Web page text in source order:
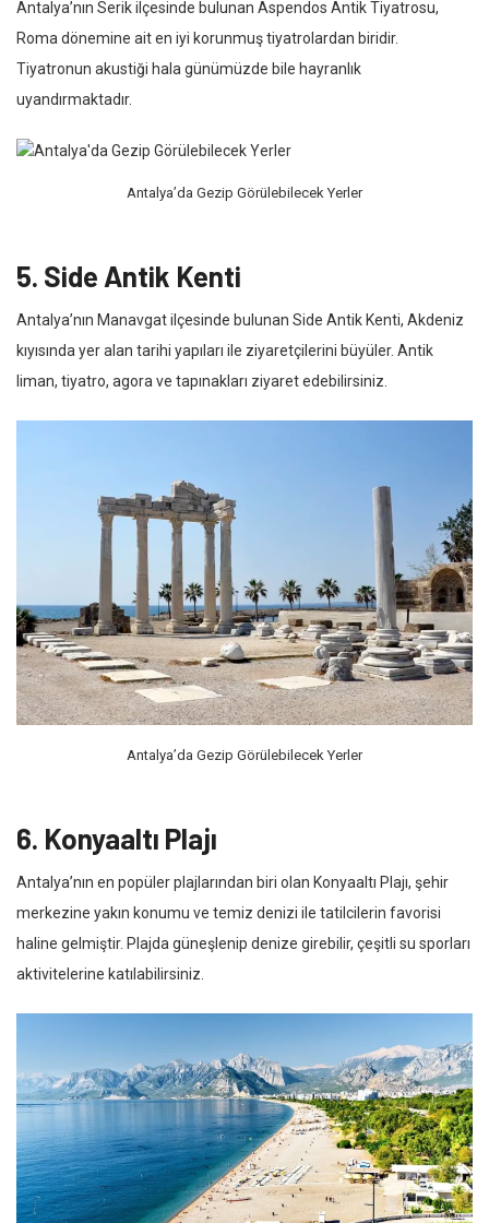
Antalya’nın Serik ilçesinde bulunan Aspendos Antik Tiyatrosu,
Roma dönemine ait en iyi korunmuş tiyatrolardan biridir.
Tiyatronun akustiği hala günümüzde bile hayranlık
uyandırmaktadır.
Antalya’da Gezip Görülebilecek Yerler
5. Side Antik Kenti
Antalya’nın Manavgat ilçesinde bulunan Side Antik Kenti, Akdeniz
kıyısında yer alan tarihi yapıları ile ziyaretçilerini büyüler. Antik
liman, tiyatro, agora ve tapınakları ziyaret edebilirsiniz.
Antalya’da Gezip Görülebilecek Yerler
6. Konyaaltı Plajı
Antalya’nın en popüler plajlarından biri olan Konyaaltı Plajı, şehir
merkezine yakın konumu ve temiz denizi ile tatilcilerin favorisi
haline gelmiştir. Plajda güneşlenip denize girebilir, çeşitli su sporları
aktivitelerine katılabilirsiniz.